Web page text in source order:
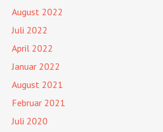
August 2022
Juli 2022
April 2022
Januar 2022
August 2021
Februar 2021
Juli 2020